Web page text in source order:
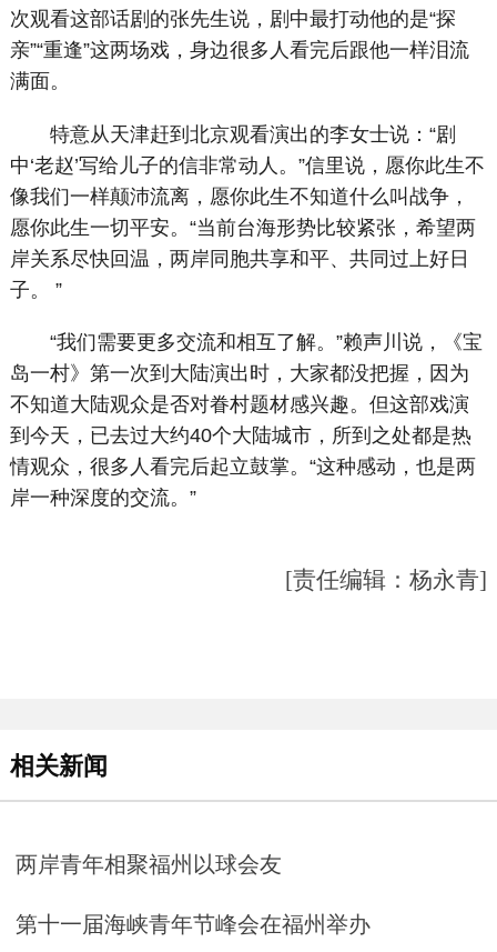
次观看这部话剧的张先生说，剧中最打动他的是“探
亲”“重逢”这两场戏，身边很多人看完后跟他一样泪流
满面。
特意从天津赶到北京观看演出的李女士说：“剧
中‘老赵’写给儿子的信非常动人。”信里说，愿你此生不
像我们一样颠沛流离，愿你此生不知道什么叫战争，
愿你此生一切平安。“当前台海形势比较紧张，希望两
岸关系尽快回温，两岸同胞共享和平、共同过上好日
子。 ”
“我们需要更多交流和相互了解。”赖声川说，《宝
岛一村》第一次到大陆演出时，大家都没把握，因为
不知道大陆观众是否对眷村题材感兴趣。但这部戏演
到今天，已去过大约40个大陆城市，所到之处都是热
情观众，很多人看完后起立鼓掌。“这种感动，也是两
岸一种深度的交流。”
[责任编辑：杨永青]
相关新闻
两岸青年相聚福州以球会友
第十一届海峡青年节峰会在福州举办